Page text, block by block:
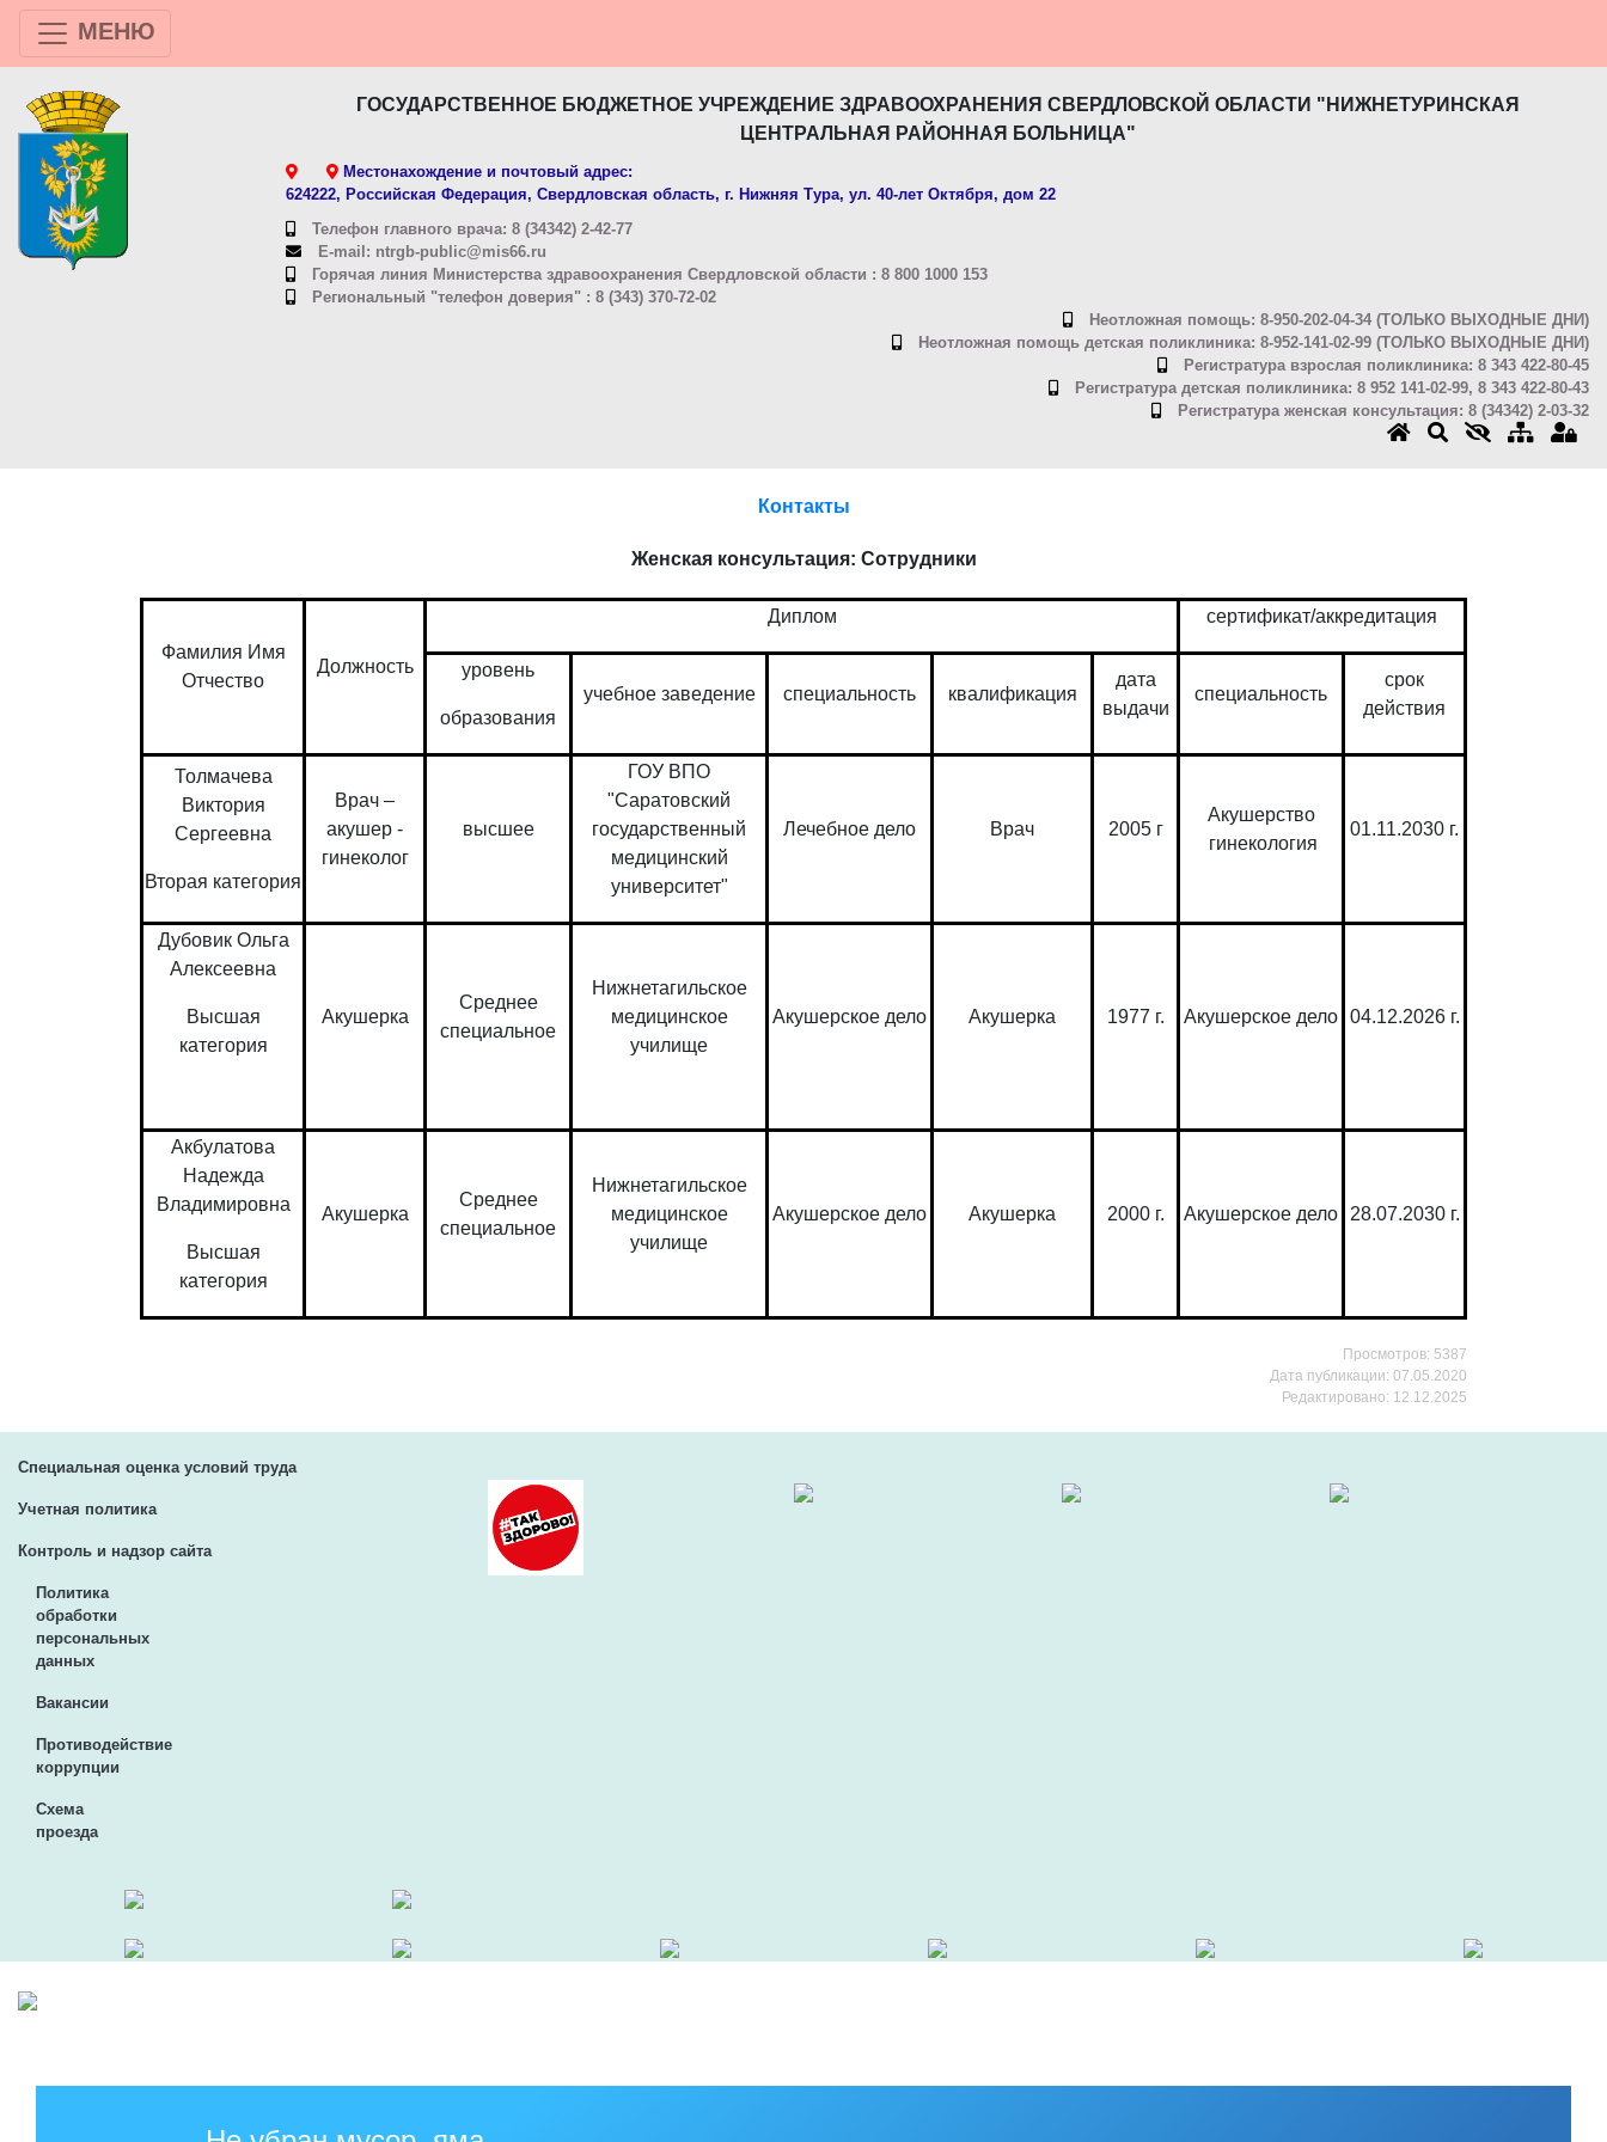
МЕНЮ
ГОСУДАРСТВЕННОЕ БЮДЖЕТНОЕ УЧРЕЖДЕНИЕ ЗДРАВООХРАНЕНИЯ СВЕРДЛОВСКОЙ ОБЛАСТИ "НИЖНЕТУРИНСКАЯ
ЦЕНТРАЛЬНАЯ РАЙОННАЯ БОЛЬНИЦА"
Местонахождение и почтовый адрес:
624222, Российская Федерация, Свердловская область, г. Нижняя Тура, ул. 40-лет Октября, дом 22
Телефон главного врача: 8 (34342) 2-42-77
E-mail: ntrgb-public@mis66.ru
Горячая линия Министерства здравоохранения Свердловской области : 8 800 1000 153
Региональный "телефон доверия" : 8 (343) 370-72-02
Неотложная помощь: 8-950-202-04-34 (ТОЛЬКО ВЫХОДНЫЕ ДНИ)
Неотложная помощь детская поликлиника: 8-952-141-02-99 (ТОЛЬКО ВЫХОДНЫЕ ДНИ)
Регистратура взрослая поликлиника: 8 343 422-80-45
Регистратура детская поликлиника: 8 952 141-02-99, 8 343 422-80-43
Регистратура женская консультация: 8 (34342) 2-03-32
Контакты
Женская консультация: Сотрудники
Фамилия Имя
Отчество
Должность
Диплом сертификат/аккредитация
уровень
образования
учебное заведение специальность квалификация
дата
выдачи
специальность
срок
действия
Толмачева
Виктория
Сергеевна
Вторая категория
Врач –
акушер -
гинеколог
высшее
ГОУ ВПО
"Саратовский
государственный
медицинский
университет"
Лечебное дело Врач 2005 г
Акушерство
гинекология
01.11.2030 г.
Дубовик Ольга
Алексеевна
Высшая
категория
Акушерка
Среднее
специальное
Нижнетагильское
медицинское
училище
Акушерское дело Акушерка 1977 г. Акушерское дело 04.12.2026 г.
Акбулатова
Надежда
Владимировна
Высшая
категория
Акушерка
Среднее
специальное
Нижнетагильское
медицинское
училище
Акушерское дело Акушерка 2000 г. Акушерское дело 28.07.2030 г.
Просмотров: 5387
Дата публикации: 07.05.2020
Редактировано: 12.12.2025
Специальная оценка условий труда
Учетная политика
Контроль и надзор сайта
Политика
обработки
персональных
данных
Вакансии
Противодействие
коррупции
Схема
проезда